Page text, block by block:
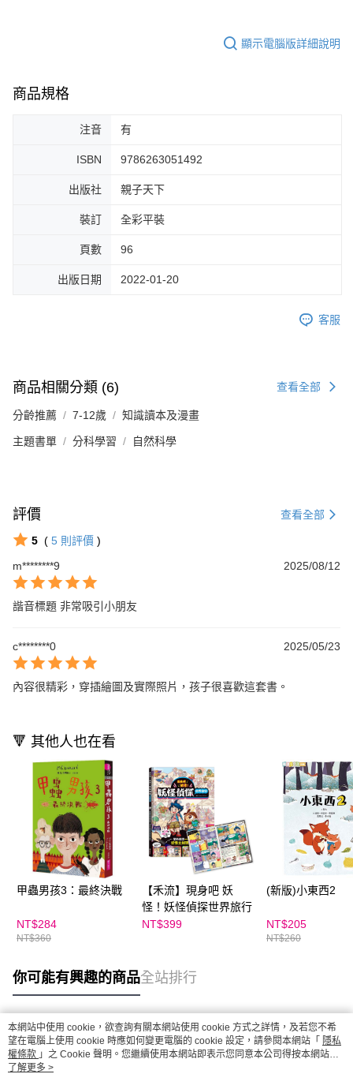
顯示電腦版詳細說明
商品規格
注音 有
ISBN 9786263051492
出版社 親子天下
裝訂 全彩平裝
頁數 96
出版日期 2022-01-20
客服
商品相關分類 (6) 查看全部
分齡推薦 7-12歲 知識讀本及漫畫
主題書單 分科學習 自然科學
評價 查看全部
5 ( 5 則評價 )
m********9
2025/08/12
諧音標題 非常吸引小朋友
c********0 2025/05/23
內容很精彩，穿插繪圖及實際照片，孩子很喜歡這套書。
🔻 其他人也在看
甲蟲男孩3：最終決戰
NT$284
NT$360
【禾流】現身吧 妖
怪！妖怪偵探世界旅行
NT$399
(新版)小東西2
NT$205
NT$260
你可能有興趣的商品全站排行
熱門標籤
本網站中使用 cookie，欲查詢有關本網站使用 cookie 方式之詳情，及若您不希
望在電腦上使用 cookie 時應如何變更電腦的 cookie 設定，請參閱本網站「 隱私
權條款 」之 Cookie 聲明。您繼續使用本網站即表示您同意本公司得按本網站使
用條款之 Cookie 聲明使用 cookie。
了解更多 >